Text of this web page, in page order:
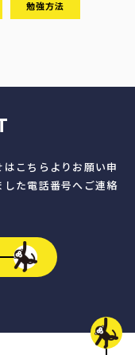
勉強方法
こちらよりお願い申
した電話番号へご連絡